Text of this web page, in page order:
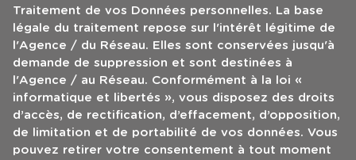
Traitement de vos Données personnelles. La base
légale du traitement repose sur l'intérêt légitime de
l'Agence / du Réseau. Elles sont conservées jusqu'à
demande de suppression et sont destinées à
l'Agence / au Réseau. Conformément à la loi «
informatique et libertés », vous disposez des droits
d’accès, de rectification, d’effacement, d’opposition,
de limitation et de portabilité de vos données. Vous
pouvez retirer votre consentement à tout moment